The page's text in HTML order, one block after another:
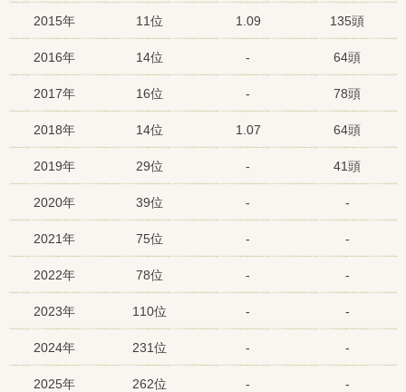
2015年 11位 1.09 135頭
2016年 14位 - 64頭
2017年 16位 - 78頭
2018年 14位 1.07 64頭
2019年 29位 - 41頭
2020年 39位 - -
2021年 75位 - -
2022年 78位 - -
2023年 110位 - -
2024年 231位 - -
2025年 262位 - -